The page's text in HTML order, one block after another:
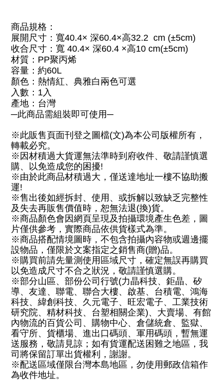
商品規格：
展開尺寸：寬40.4× 深60.4×高32.2 cm (±5cm)
收合尺寸：寬 40.4× 深60.4 ×高10 cm(±5cm)
材質： PP聚丙烯
容量：約60L
顏色：熱情紅、典雅白兩色可選
入數： 1入
產地：台灣
─此商品需組裝即可使用─
※此販售頁面刊登之圖檔(文)為本公司版權所有，
轉載必究。
※因材積過大貨運無法準時到府收件、敬請謹慎選
購、以免造成您的困擾!
※由於此商品材積過大，僅送達地址一樓不協助搬
運!
※售出後如經拆封、使用、或拆解以致缺乏完整性
及失去再販售價值時，恕無法退(換)貨。
※商品顏色會因網頁呈現及拍攝環境產生色差，圖
片僅供參考，實際商品依供貨樣式為準。
※商品搭配情境圖時，不包含拍攝內容物或週邊擺
設物品，僅限於文案指定之銷售商(贈)品。
※購買前請先量測使用區域尺寸，確定無誤再購買
以免造成尺寸不合之狀況，敬請謹慎選購。
※部分山區、部份公司行號(力晶科技、鉅晶、矽
導、友達、聯電、聯合大樓、啟基、台積電、鴻海
科技、緯創科技、久元電子、旺宏電子、工業技術
研究院、精材科技、台塑相關企業)、大賣場、有館
內物流的百貨公司、購物中心、倉儲統倉、監獄、
看守所、貨櫃場、進出口碼頭、軍用碼頭，暫無運
送服務，敬請見諒；如有貨運配送困難之地區，我
司將保留訂單出貨權利，謝謝。
※配送區域僅限台灣本島地區，勿使用郵政信箱作
為收件地址。